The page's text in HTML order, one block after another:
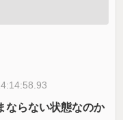
ならない状態なのか